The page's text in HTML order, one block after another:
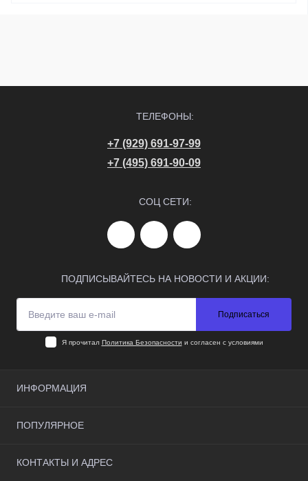
ТЕЛЕФОНЫ:
+7 (929) 691-97-99
+7 (495) 691-90-09
СОЦ СЕТИ:
ПОДПИСЫВАЙТЕСЬ НА НОВОСТИ И АКЦИИ:
Подписаться
Я прочитал Политика Безопасности и согласен с условиями
ИНФОРМАЦИЯ
Доставка и оплата
Контакты
ПОПУЛЯРНОЕ
Страничка коллекционера
КОНТАКТЫ И АДРЕС